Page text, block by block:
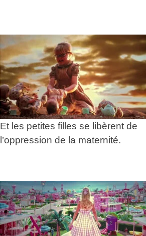
Et les petites filles se libèrent de
l’oppression de la maternité.